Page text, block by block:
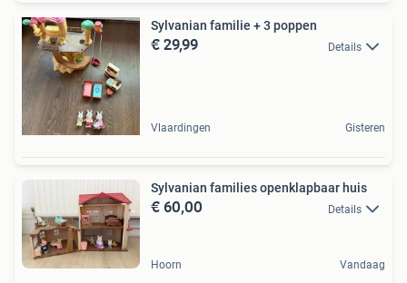
Sylvanian familie + 3 poppen
€ 29,99 Details
Vlaardingen Gisteren
Sylvanian families openklapbaar huis
€ 60,00 Details
Hoorn Vandaag